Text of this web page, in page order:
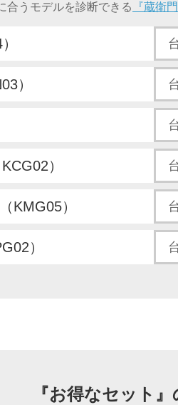
うモデルを診断できる
『蔵衛
）
）
KMG05）
）
『お得なセット』